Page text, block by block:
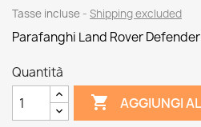
Tasse incluse Shipping excluded
Parafanghi Land Rover
Quantità
 AGGIUNGI